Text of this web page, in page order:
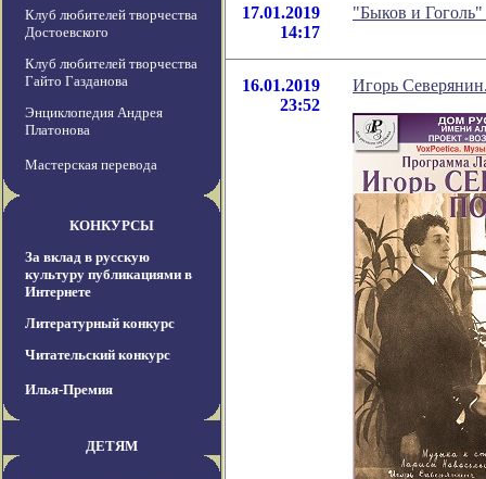
Клуб любителей творчества
Достоевского
Клуб любителей творчества
Гайто Газданова
Энциклопедия Андрея
Платонова
Мастерская перевода
КОНКУРСЫ
За вклад в русскую
культуру публикациями в
Интернете
Литературный конкурс
Читательский конкурс
Илья-Премия
ДЕТЯМ
17.01.2019
14:17
"Быков и
16.01.2019
23:52
Игорь